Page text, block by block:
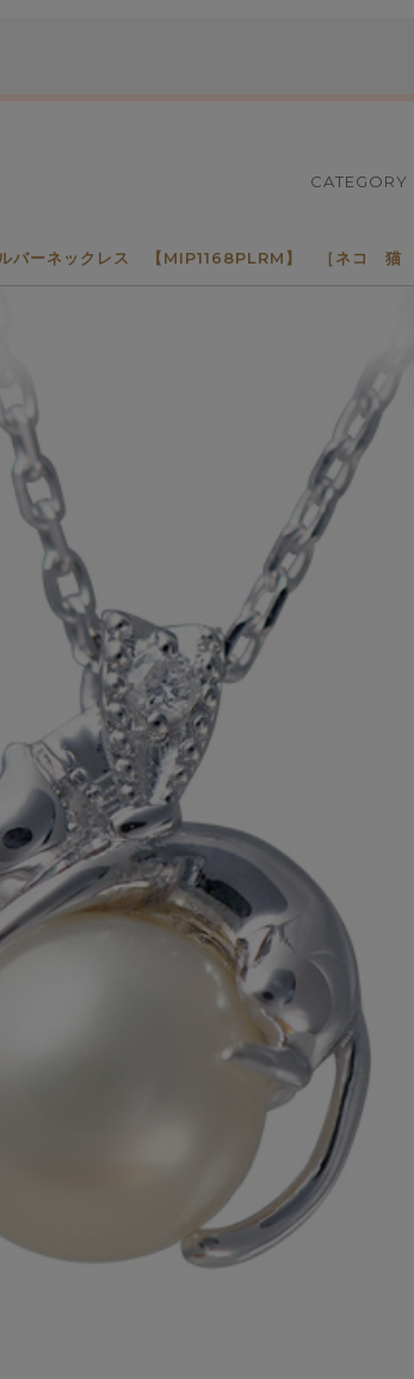
CATEGORY
ルバーネックレス 【MIP1168PLRM】 ［ネ